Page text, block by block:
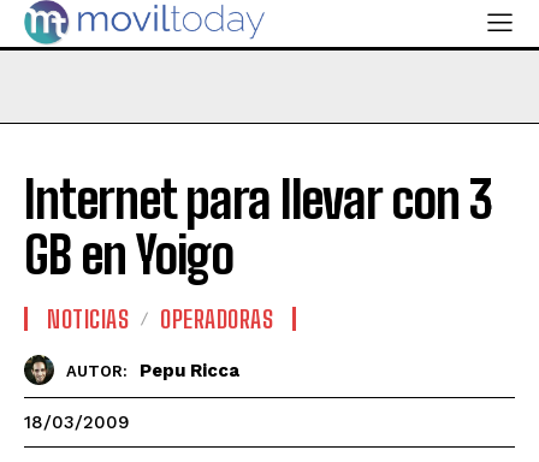
Internet para llevar con 3
GB en Yoigo
NOTICIAS OPERADORAS
AUTOR: Pepu Ricca
18/03/2009